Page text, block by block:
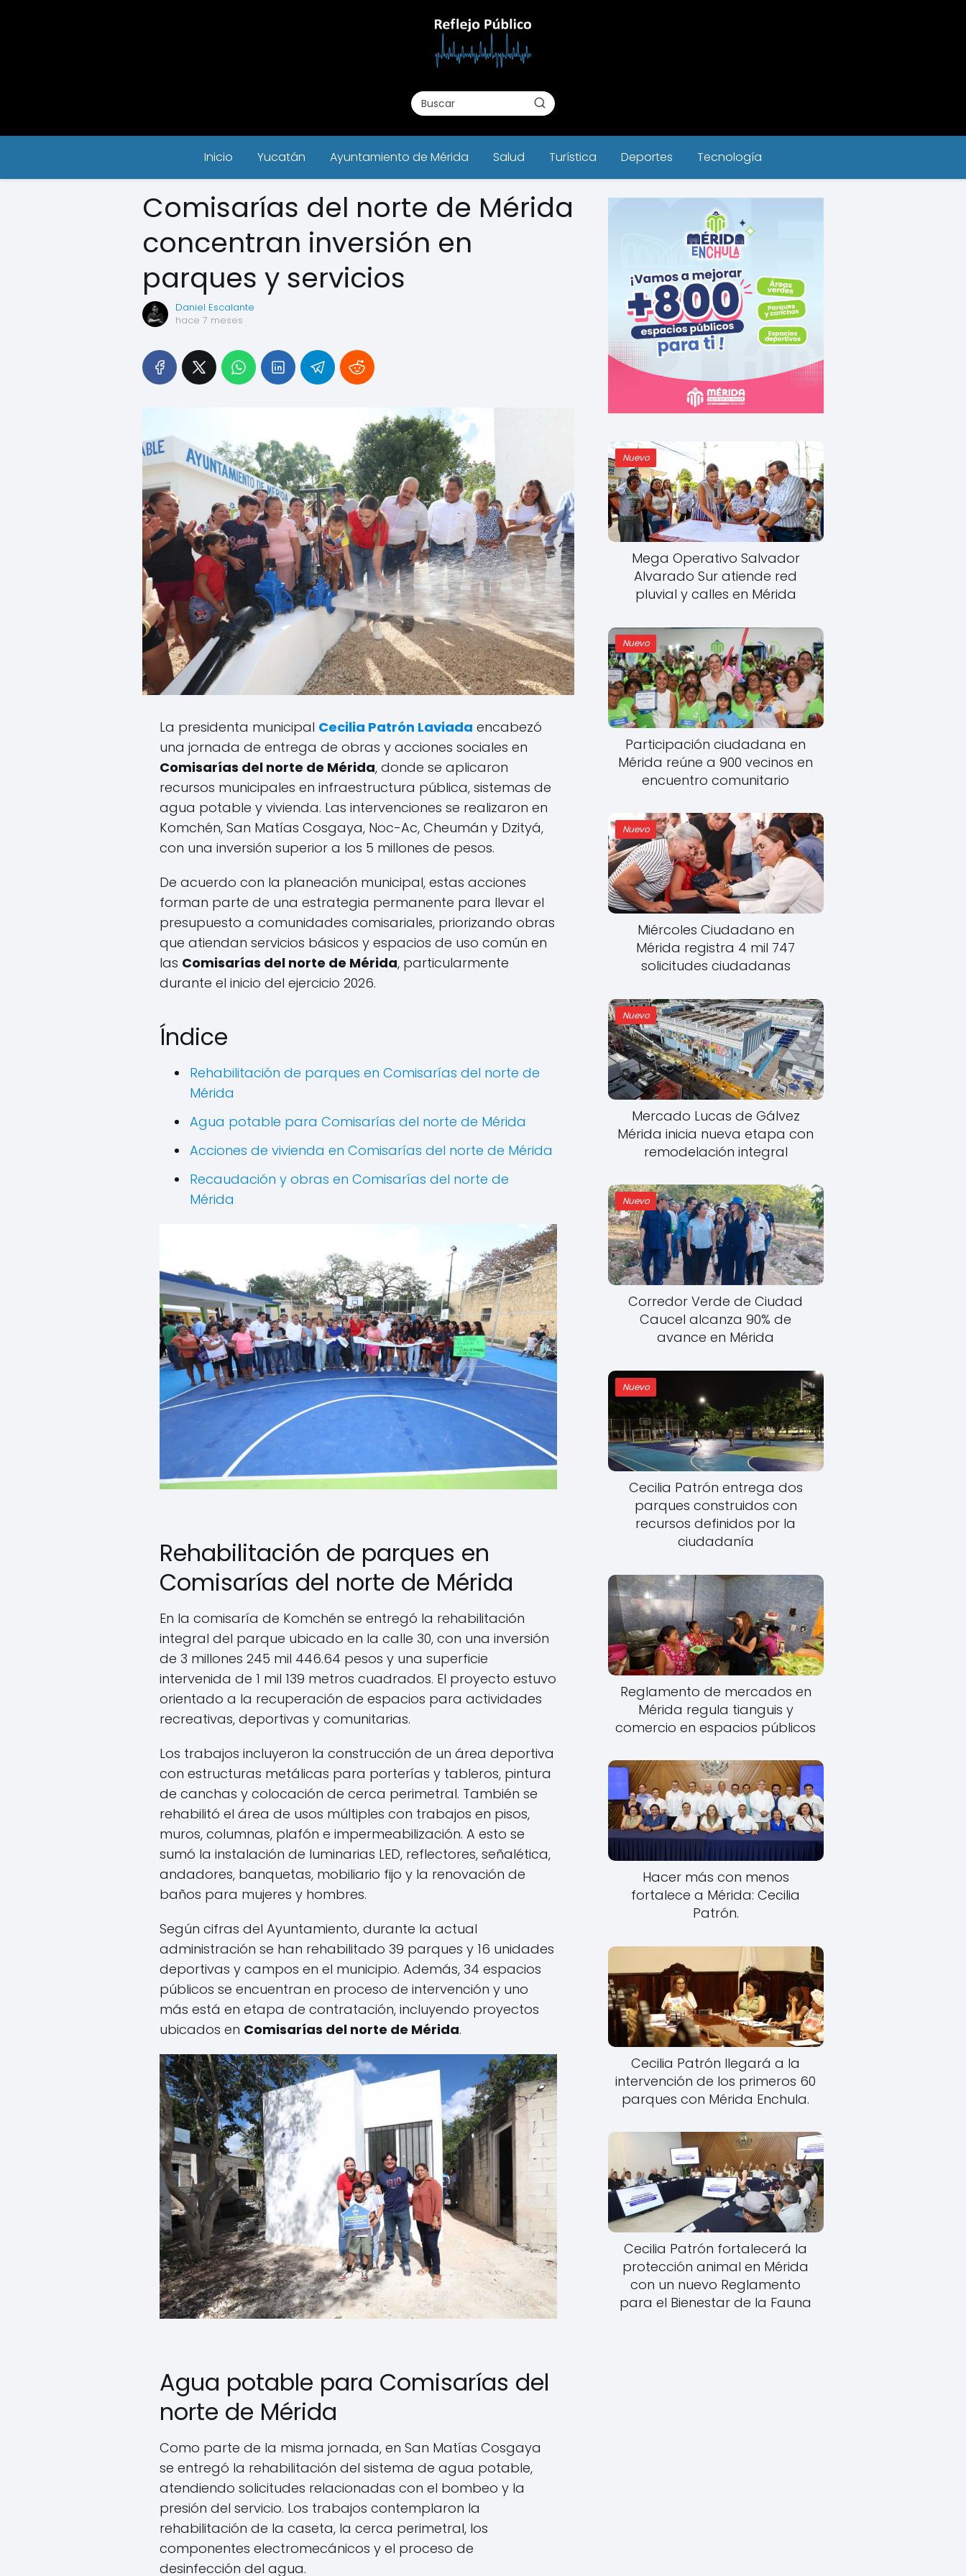
Inicio Yucatán Ayuntamiento de Mérida Salud Turística Deportes Tecnología
Comisarías del norte de Mérida
concentran inversión en
parques y servicios
Daniel Escalante
hace 7 meses
La presidenta municipal Cecilia Patrón Laviada encabezó
una jornada de entrega de obras y acciones sociales en
Comisarías del norte de Mérida, donde se aplicaron
recursos municipales en infraestructura pública, sistemas de
agua potable y vivienda. Las intervenciones se realizaron en
Komchén, San Matías Cosgaya, Noc-Ac, Cheumán y Dzityá,
con una inversión superior a los 5 millones de pesos.
De acuerdo con la planeación municipal, estas acciones
forman parte de una estrategia permanente para llevar el
presupuesto a comunidades comisariales, priorizando obras
que atiendan servicios básicos y espacios de uso común en
las Comisarías del norte de Mérida, particularmente
durante el inicio del ejercicio 2026.
Índice
Rehabilitación de parques en Comisarías del norte de
Mérida
Agua potable para Comisarías del norte de Mérida
Acciones de vivienda en Comisarías del norte de Mérida
Recaudación y obras en Comisarías del norte de
Mérida
Rehabilitación de parques en
Comisarías del norte de Mérida
En la comisaría de Komchén se entregó la rehabilitación
integral del parque ubicado en la calle 30, con una inversión
de 3 millones 245 mil 446.64 pesos y una superficie
intervenida de 1 mil 139 metros cuadrados. El proyecto estuvo
orientado a la recuperación de espacios para actividades
recreativas, deportivas y comunitarias.
Los trabajos incluyeron la construcción de un área deportiva
con estructuras metálicas para porterías y tableros, pintura
de canchas y colocación de cerca perimetral. También se
rehabilitó el área de usos múltiples con trabajos en pisos,
muros, columnas, plafón e impermeabilización. A esto se
sumó la instalación de luminarias LED, reflectores, señalética,
andadores, banquetas, mobiliario fijo y la renovación de
baños para mujeres y hombres.
Según cifras del Ayuntamiento, durante la actual
administración se han rehabilitado 39 parques y 16 unidades
deportivas y campos en el municipio. Además, 34 espacios
públicos se encuentran en proceso de intervención y uno
más está en etapa de contratación, incluyendo proyectos
ubicados en Comisarías del norte de Mérida.
Agua potable para Comisarías del
norte de Mérida
Como parte de la misma jornada, en San Matías Cosgaya
se entregó la rehabilitación del sistema de agua potable,
atendiendo solicitudes relacionadas con el bombeo y la
presión del servicio. Los trabajos contemplaron la
rehabilitación de la caseta, la cerca perimetral, los
componentes electromecánicos y el proceso de
desinfección del agua.
Nuevo
Mega Operativo Salvador
Alvarado Sur atiende red
pluvial y calles en Mérida
Nuevo
Participación ciudadana en
Mérida reúne a 900 vecinos en
encuentro comunitario
Nuevo
Miércoles Ciudadano en
Mérida registra 4 mil 747
solicitudes ciudadanas
Nuevo
Mercado Lucas de Gálvez
Mérida inicia nueva etapa con
remodelación integral
Nuevo
Corredor Verde de Ciudad
Caucel alcanza 90% de
avance en Mérida
Nuevo
Cecilia Patrón entrega dos
parques construidos con
recursos definidos por la
ciudadanía
Reglamento de mercados en
Mérida regula tianguis y
comercio en espacios públicos
Hacer más con menos
fortalece a Mérida: Cecilia
Patrón.
Cecilia Patrón llegará a la
intervención de los primeros 60
parques con Mérida Enchula.
Cecilia Patrón fortalecerá la
protección animal en Mérida
con un nuevo Reglamento
para el Bienestar de la Fauna